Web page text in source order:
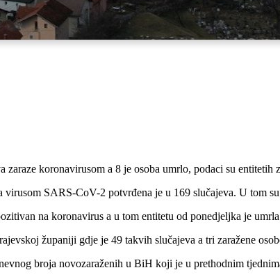
koronavirusom a 8 je osoba umrlo, podaci su entitetih
SARS-CoV-2 potvrđena je u 169 slučajeva. U tom
na koronavirus a u tom entitetu od ponedjeljka je
županiji gdje je 49 takvih slučajeva a tri zaražene
broja novozaraženih u BiH koji je u prethodnim